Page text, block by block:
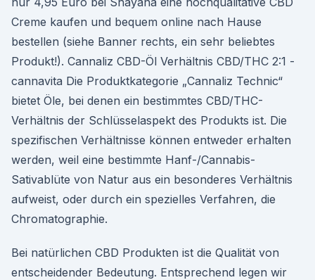
Creme kaufen und bequem online nach Hause
bestellen (siehe Banner rechts, ein sehr beliebtes
Produkt!). Cannaliz CBD-Öl Verhältnis CBD/THC 2:1 -
cannavita Die Produktkategorie „Cannaliz Technic“
bietet Öle, bei denen ein bestimmtes CBD/THC-
Verhältnis der Schlüsselaspekt des Produkts ist. Die
spezifischen Verhältnisse können entweder erhalten
werden, weil eine bestimmte Hanf-/Cannabis-
Sativablüte von Natur aus ein besonderes Verhältnis
aufweist, oder durch ein spezielles Verfahren, die
Chromatographie.
Bei natürlichen CBD Produkten ist die Qualität von
entscheidender Bedeutung. Entsprechend legen wir